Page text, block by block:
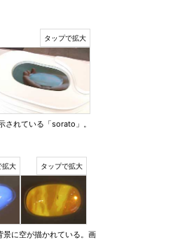
されている「sorato」。
に空が描かれている。画